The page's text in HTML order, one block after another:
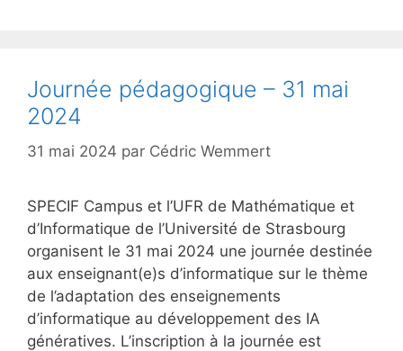
Journée pédagogique – 31 mai
2024
31 mai 2024 par Cédric Wemmert
SPECIF Campus et l’UFR de Mathématique et
d’Informatique de l’Université de Strasbourg
organisent le 31 mai 2024 une journée destinée
aux enseignant(e)s d’informatique sur le thème
de l’adaptation des enseignements
d’informatique au développement des IA
génératives. L’inscription à la journée est